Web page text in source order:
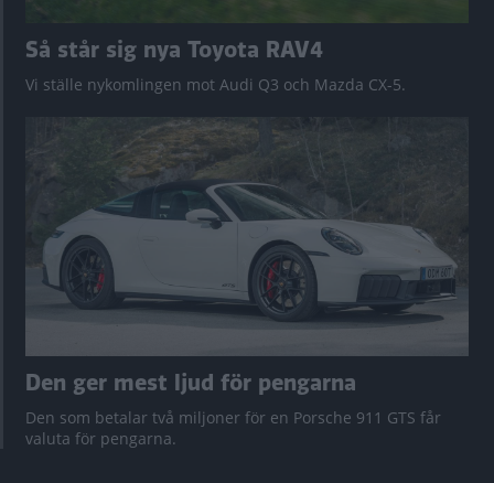
Så står sig nya Toyota RAV4
Vi ställe nykomlingen mot Audi Q3 och Mazda CX-5.
Den ger mest ljud för pengarna
Den som betalar två miljoner för en Porsche 911 GTS får
valuta för pengarna.